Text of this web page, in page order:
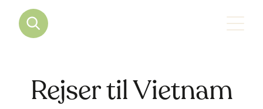
Rejser til Vietnam